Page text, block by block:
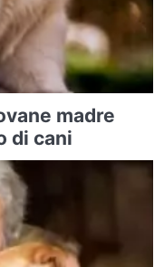
madre
di cani